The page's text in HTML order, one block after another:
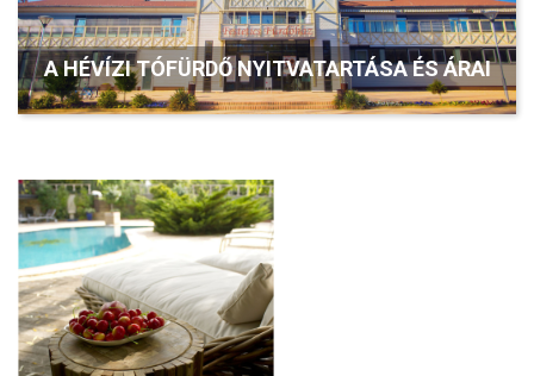
A HÉVÍZI TÓFÜRDŐ NYITVATARTÁSA ÉS ÁRAI